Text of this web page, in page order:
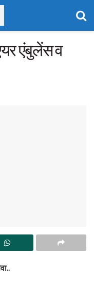
एंबुलेंस व